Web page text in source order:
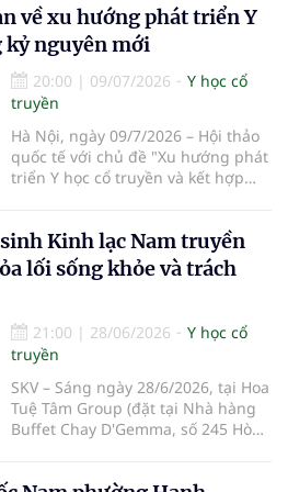
kiện toàn tổ chức Hội Đông y tại cơ
sở, góp phần phát huy vai trò y học
cổ truyền trong chăm sóc sức khỏe
nhân dân.
về xu hướng phát triển Y
kỷ nguyên mới
20:00 | 09/07/2026
Y học cổ
truyền
Hà Nội, ngày 09/7/2026 – Hội thảo
quốc tế với chủ đề "Xu hướng phát
triển Y học cổ truyền và kết hợp
– Dược Phenikaa. Sự kiện do Đại
học Phenikaa tổ chức, quy tụ gần
500 đại biểu là đại diện các cơ
viện cùng đông đảo chuyên gia,
nhà khoa học, bác sĩ và giảng viên
hàng đầu trong nước và quốc tế.
Kinh lạc Nam truyền
lối sống khỏe và trách
21:00 | 28/06/2026
Y học cổ
truyền
SKV – Sáng ngày 28/6/2026, tại Hoa
Tuệ Tâm Group (đặt tại Nhà hàng
Buffet Chay D'Gemma, số 245 Hòa